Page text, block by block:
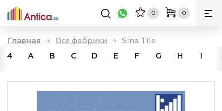
0 0
Главная → Все фабрики → Sina Tile
4
A B C D E F G H I